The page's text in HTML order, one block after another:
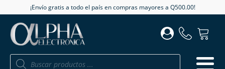
¡Envío gratis a todo el país en compras mayores a Q500.00!
Búsqueda